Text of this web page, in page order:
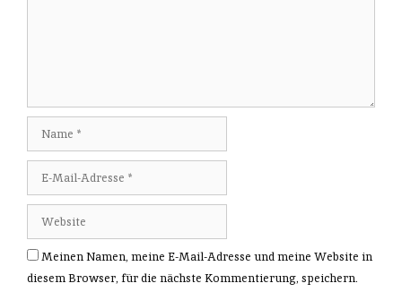
Meinen Namen, meine E-Mail-Adresse und meine Website in
diesem Browser, für die nächste Kommentierung, speichern.